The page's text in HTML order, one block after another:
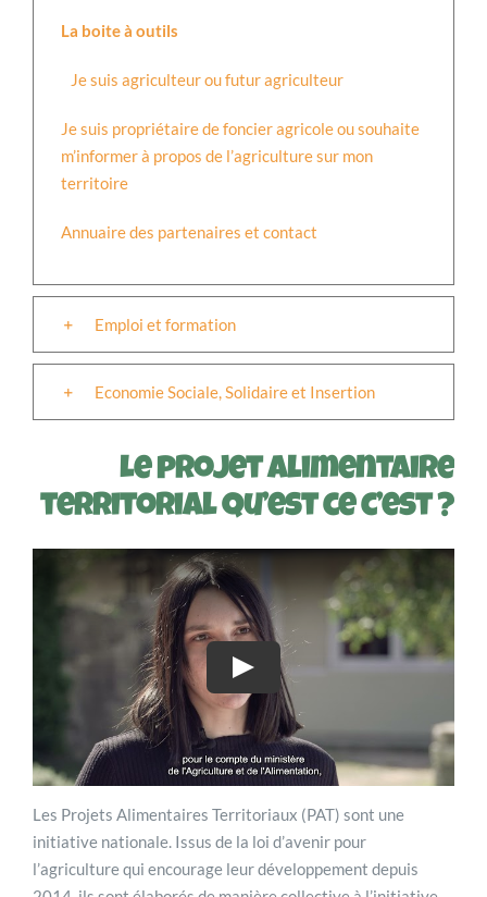
La boite à outils
Je suis agriculteur ou futur agriculteur
Je suis propriétaire de foncier agricole ou souhaite
m’informer à propos de l’agriculture sur mon
territoire
Annuaire des partenaires et contact
Emploi et formation
Economie Sociale, Solidaire et Insertion
Le projet alimentaire
territorial qu’est ce c’est ?
Les Projets Alimentaires Territoriaux (PAT) sont une
initiative nationale. Issus de la loi d’avenir pour
l’agriculture qui encourage leur développement depuis